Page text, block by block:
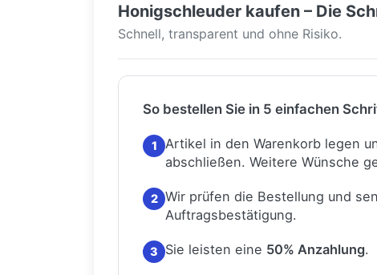
Honigschleuder kaufen – Die
Schnell, transparent und ohne Risiko.
So bestellen Sie in 5 einfachen
1
Artikel in den Warenkorb legen
abschließen. Weitere Wünsche
2 Wir prüfen die Bestellung und
Auftragsbestätigung.
3 Sie leisten eine 50% Anzahlung.